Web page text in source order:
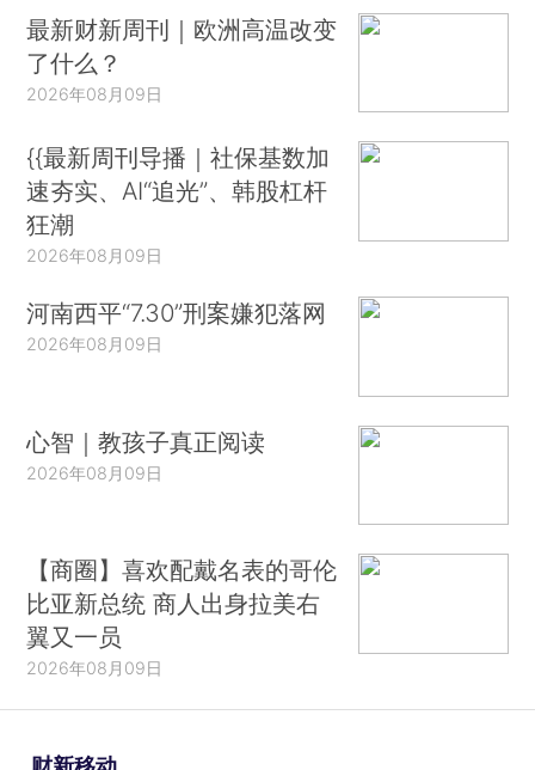
最新财新周刊｜欧洲高温改变
了什么？
2026年08月09日
{{最新周刊导播｜社保基数加
速夯实、AI“追光”、韩股杠杆
狂潮
2026年08月09日
河南西平“7.30”刑案嫌犯落网
2026年08月09日
心智｜教孩子真正阅读
2026年08月09日
【商圈】喜欢配戴名表的哥伦
比亚新总统 商人出身拉美右
翼又一员
2026年08月09日